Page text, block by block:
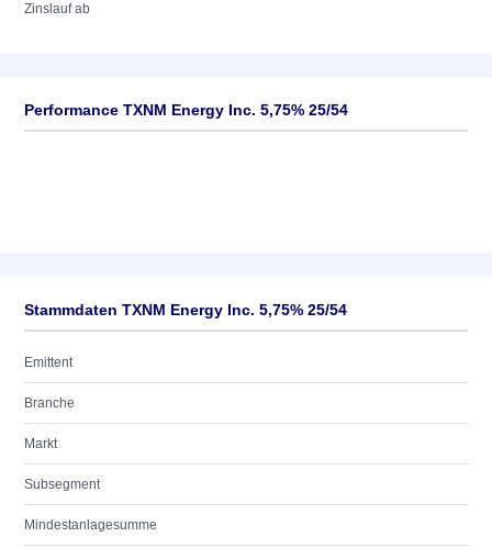
Zinslauf ab
Performance TXNM Energy Inc. 5,75% 25/54
Stammdaten TXNM Energy Inc. 5,75% 25/54
Emittent
Branche
Markt
Subsegment
Mindestanlagesumme